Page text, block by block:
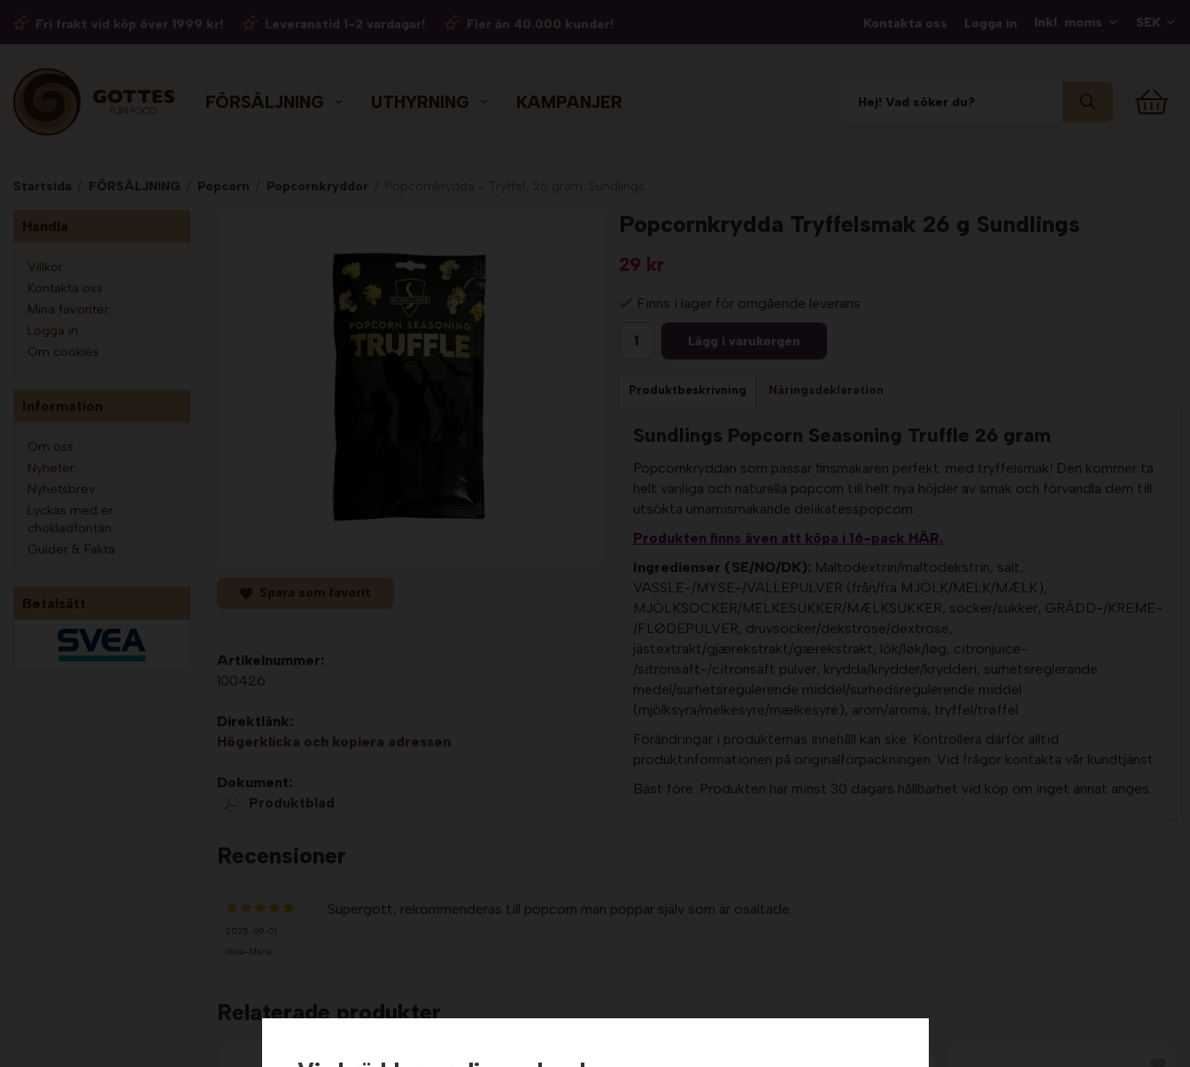
Fri frakt vid köp över 1999 kr! Leveranstid 1-2 vardagar! Fler än 40.000 kunder! Kontakta oss Logga in
FÖRSÄLJNING UTHYRNING KAMPANJER
Startsida FÖRSÄLJNING Popcorn Popcornkryddor
Handla
Villkor
Kontakta oss
Mina favoriter
Logga in
Om cookies
Information
Om oss
Nyheter
Nyhetsbrev
Lyckas med er
chokladfontän
Guider & Fakta
Betalsätt
Popcornkrydda Tryffelsmak 26 g Sundlings
29 kr
Finns i lager för omgående leverans
Lägg i varukorgen
Produktbeskrivning Näringsdeklaration
Sundlings Popcorn Seasoning Truffle 26 gram
Popcornkryddan som passar finsmakaren perfekt: med tryffelsmak! Den kommer ta
helt vanliga och naturella popcorn till helt nya höjder av smak och förvandla dem till
utsökta umamismakande delikatesspopcorn.
Produkten finns även att köpa i 16-pack HÄR.
Ingredienser (SE/NO/DK): Maltodextrin/maltodekstrin, salt,
VASSLE-/MYSE-/VALLEPULVER (från/fra MJÖLK/MELK/MÆLK),
MJÖLKSOCKER/MELKESUKKER/MÆLKSUKKER, socker/sukker, GRÄDD-/KREME-
/FLØDEPULVER, druvsocker/dekstrose/dextrose,
jästextrakt/gjærekstrakt/gærekstrakt, lök/løk/løg, citronjuice-
/sitronsaft-/citronsaft pulver, krydda/krydder/krydderi, surhetsreglerande
medel/surhetsregulerende middel/surhedsregulerende middel
(mjölksyra/melkesyre/mælkesyre), arom/aroma, tryffel/trøffel
Förändringar i produkternas innehåll kan ske. Kontrollera därför alltid
produktinformationen på originalförpackningen. Vid frågor kontakta vår kundtjänst.
Bäst före: Produkten har minst 30 dagars hållbarhet vid köp om inget annat anges.
Spara som favorit
Artikelnummer:
100426
Direktlänk:
Högerklicka och kopiera adressen
Dokument:
Produktblad
Recensioner
2025-09-01
Gina-Maria
Supergott, rekommenderas till popcorn man poppar själv som är osaltade.
Relaterade produkter